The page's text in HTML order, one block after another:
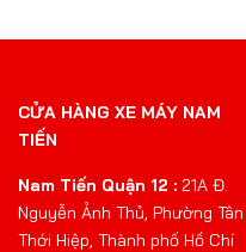
CỬA HÀNG XE MÁY NAM
TIẾN
Nam Tiến Quận 12 : 21A Đ.
Nguyễn Ảnh Thủ, Phường Tân
Thới Hiệp, Thành phố Hồ Chí